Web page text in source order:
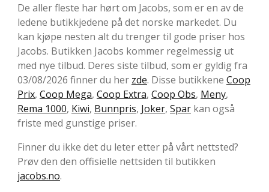
De aller fleste har hørt om Jacobs, som er en av de
ledene butikkjedene på det norske markedet. Du
kan kjøpe nesten alt du trenger til gode priser hos
Jacobs. Butikken Jacobs kommer regelmessig ut
med nye tilbud. Deres siste tilbud, som er gyldig fra
03/08/2026 finner du her zde. Disse butikkene Coop
Prix, Coop Mega, Coop Extra, Coop Obs, Meny,
Rema 1000, Kiwi, Bunnpris, Joker, Spar kan også
friste med gunstige priser.
Finner du ikke det du leter etter på vårt nettsted?
Prøv den den offisielle nettsiden til butikken
jacobs.no.